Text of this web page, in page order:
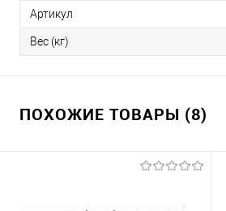
Артикул
Вес (кг)
ПОХОЖИЕ ТОВАРЫ (8)